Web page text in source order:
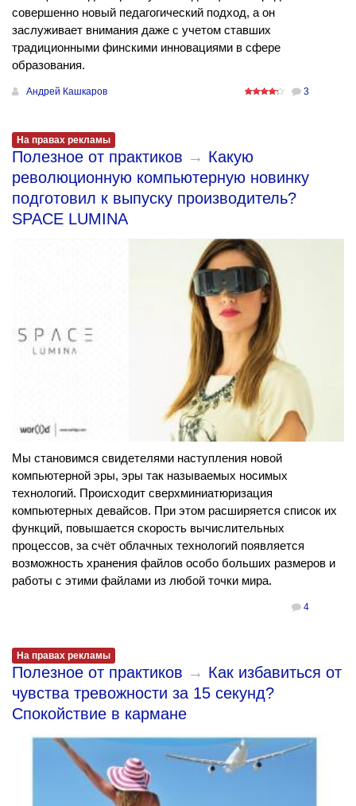
совершенно новый педагогический подход, а он
заслуживает внимания даже с учетом ставших
традиционными финскими инновациями в сфере
образования.
Андрей Кашкаров 3
На правах рекламы
Полезное от практиков → Какую
революционную компьютерную новинку
подготовил к выпуску производитель?
SPACE LUMINA
Мы становимся свидетелями наступления новой
компьютерной эры, эры так называемых носимых
технологий. Происходит сверхминиатюризация
компьютерных девайсов. При этом расширяется список их
функций, повышается скорость вычислительных
процессов, за счёт облачных технологий появляется
возможность хранения файлов особо больших размеров и
работы с этими файлами из любой точки мира.
4
На правах рекламы
Полезное от практиков → Как избавиться от
чувства тревожности за 15 секунд?
Спокойствие в кармане